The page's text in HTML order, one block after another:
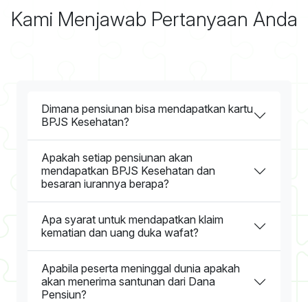
Kami Menjawab Pertanyaan Anda
Dimana pensiunan bisa mendapatkan kartu
BPJS Kesehatan?
Apakah setiap pensiunan akan
mendapatkan BPJS Kesehatan dan
besaran iurannya berapa?
Apa syarat untuk mendapatkan klaim
kematian dan uang duka wafat?
Apabila peserta meninggal dunia apakah
akan menerima santunan dari Dana
Pensiun?